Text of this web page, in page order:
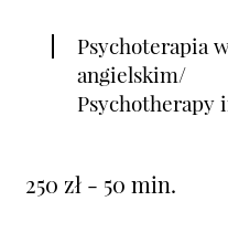
Psychoterapia
angielskim/
Psychotherapy
250 zł - 50 min.